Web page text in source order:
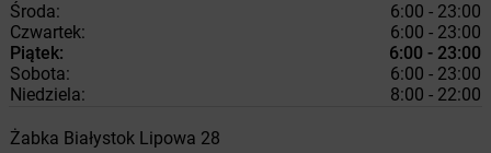
Środa:
6:00 - 23:00
Czwartek:
6:00 - 23:00
Piątek:
6:00 - 23:00
Sobota:
6:00 - 23:00
Niedziela:
8:00 - 22:00
Żabka Białystok Lipowa 28